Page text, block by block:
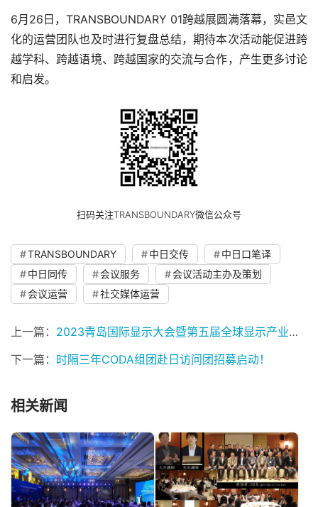
6月26日，TRANSBOUNDARY 01跨越展圆满落幕，实邑文
化的运营团队也及时进行复盘总结，期待本次活动能促进跨
越学科、跨越语境、跨越国家的交流与合作，产生更多讨论
和启发。
扫码关注TRANSBOUNDARY微信公众号
TRANSBOUNDARY 中日交传
中日口笔译
中日同传
会议服务
会议活动主办及策划
会议运营
社交媒体运营
上一篇： 2023青岛国际显示大会暨第五届全球显示产业行业趋势发布会成功举办
下一篇： 时隔三年CODA组团赴日访问团招募启动！
相关新闻